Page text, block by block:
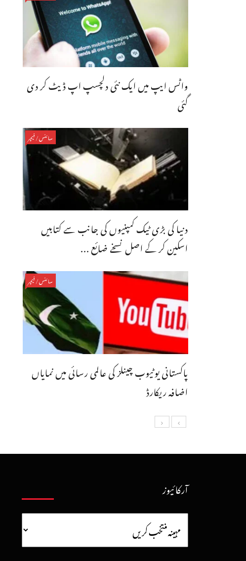
واٹس ایپ میں ایک نئی دلچسپ اپ ڈیٹ کر دی
گئی
سائنس/فیچر
دنیا کی بڑی ٹیک کمپنیوں کی جانب سے کتابیں
اسکین کر کے اصل نسخے ضائع ...
سائنس/فیچر
پاکستانی یوٹیوب چینلز کی عالمی رسائی میں نمایاں
اضافہ ریکارڈ
آرکائیوز